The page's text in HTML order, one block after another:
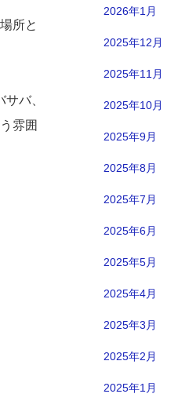
所と
バ、
雰囲
2026年1月
2025年12月
2025年11月
2025年10月
2025年9月
2025年8月
2025年7月
2025年6月
2025年5月
2025年4月
2025年3月
2025年2月
2025年1月